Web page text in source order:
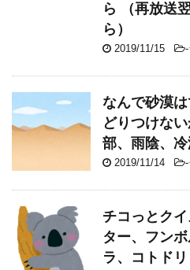
ら （再放送
ら）
2019/11/15 -
なんで砂漠
どりつけな
部、雨陰、
2019/11/14 -
チコっとク
ター、フン
ラ、コトドリ